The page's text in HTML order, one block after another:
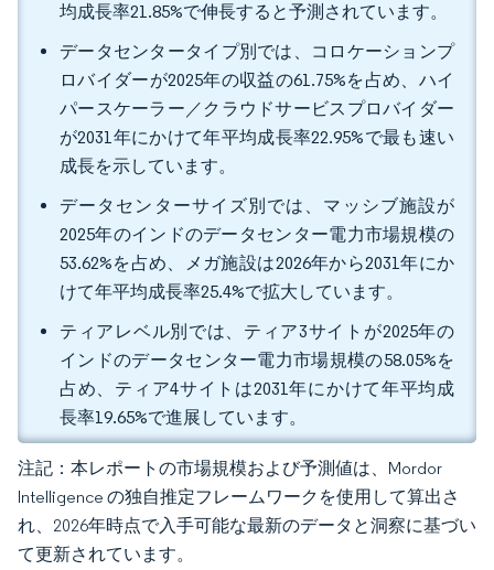
均成長率21.85%で伸長すると予測されています。
データセンタータイプ別では、コロケーションプ
ロバイダーが2025年の収益の61.75%を占め、ハイ
パースケーラー／クラウドサービスプロバイダー
が2031年にかけて年平均成長率22.95%で最も速い
成長を示しています。
データセンターサイズ別では、マッシブ施設が
2025年のインドのデータセンター電力市場規模の
53.62%を占め、メガ施設は2026年から2031年にか
けて年平均成長率25.4%で拡大しています。
ティアレベル別では、ティア3サイトが2025年の
インドのデータセンター電力市場規模の58.05%を
占め、ティア4サイトは2031年にかけて年平均成
長率19.65%で進展しています。
注記：本レポートの市場規模および予測値は、Mordor
Intelligence の独自推定フレームワークを使用して算出さ
れ、2026年時点で入手可能な最新のデータと洞察に基づい
て更新されています。